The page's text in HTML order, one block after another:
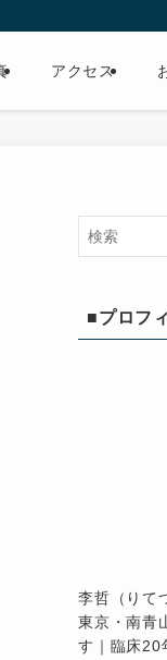
アクセス
■プロフ
李哲（りて
東京・南青
す｜臨床20